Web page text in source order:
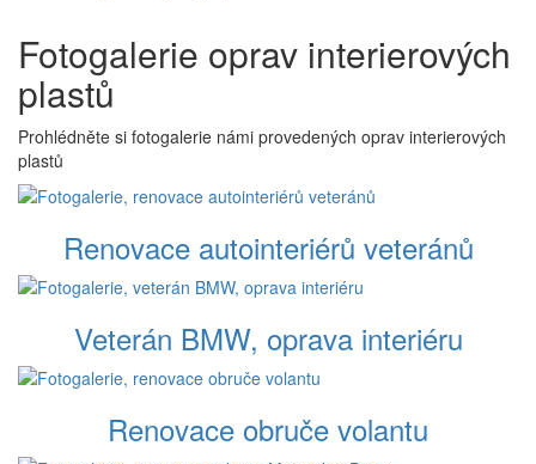
Fotogalerie oprav interierových
plastů
Prohlédněte si fotogalerie námi provedených oprav interierových
plastů
Renovace autointeriérů veteránů
Veterán BMW, oprava interiéru
Renovace obruče volantu